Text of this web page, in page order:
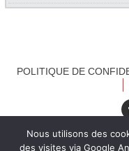
POLITIQUE DE
recevez nos newsletters
Nous utilisons des
des visites via Google